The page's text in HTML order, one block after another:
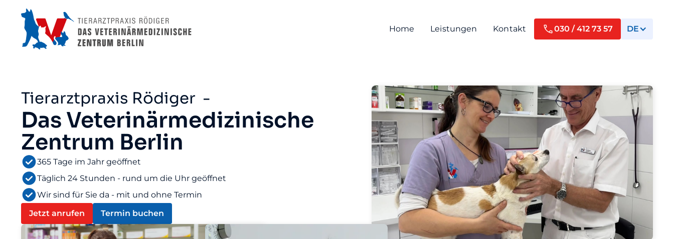
Home Leistungen Kontakt 030 / 412 73 57 DE
Tierarztpraxis Rödiger -
Das Veterinärmedizinische
Zentrum Berlin
365 Tage im Jahr geöffnet
Täglich 24 Stunden - rund um die Uhr geöffnet
Wir sind für Sie da - mit und ohne Termin
Jetzt anrufen
Termin buchen